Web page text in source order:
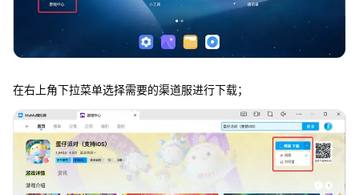
在右上角下拉菜单选择需要的渠道服进行下载；